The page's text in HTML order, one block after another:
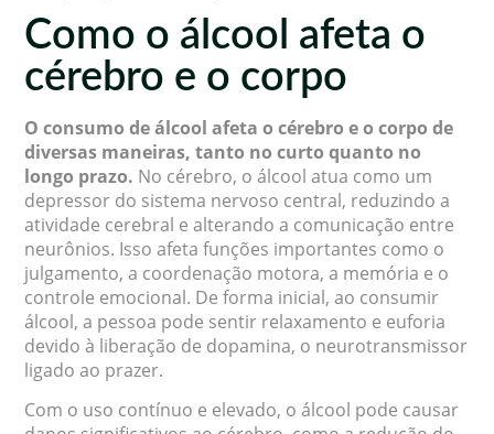
Como o álcool afeta o
cérebro e o corpo
O consumo de álcool afeta o cérebro e o corpo de
diversas maneiras, tanto no curto quanto no
longo prazo. No cérebro, o álcool atua como um
depressor do sistema nervoso central, reduzindo a
atividade cerebral e alterando a comunicação entre
neurônios. Isso afeta funções importantes como o
julgamento, a coordenação motora, a memória e o
controle emocional. De forma inicial, ao consumir
álcool, a pessoa pode sentir relaxamento e euforia
devido à liberação de dopamina, o neurotransmissor
ligado ao prazer.
Com o uso contínuo e elevado, o álcool pode causar